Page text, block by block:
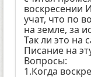
воскресении
учат, что по
на земле, за
Так ли это на
Писание на
Вопросы:
1.Когда